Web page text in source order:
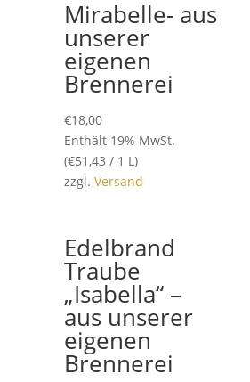
Mirabelle- aus
unserer
eigenen
Brennerei
€18,00
Enthält 19% MwSt.
(€51,43 / 1 L)
zzgl. Versand
Edelbrand
Traube
„Isabella“ –
aus unserer
eigenen
Brennerei